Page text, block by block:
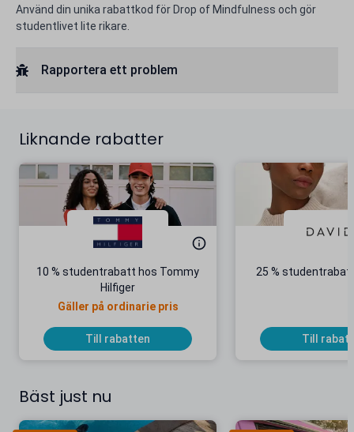
Använd din unika rabattkod för Drop of Mindfulness och gör
studentlivet lite rikare.
Rapportera ett problem
Liknande rabatter
10 % studentrabatt hos Tommy
Hilfiger
Gäller på ordinarie pris
Till rabatten
25 %
Till
Bäst just nu